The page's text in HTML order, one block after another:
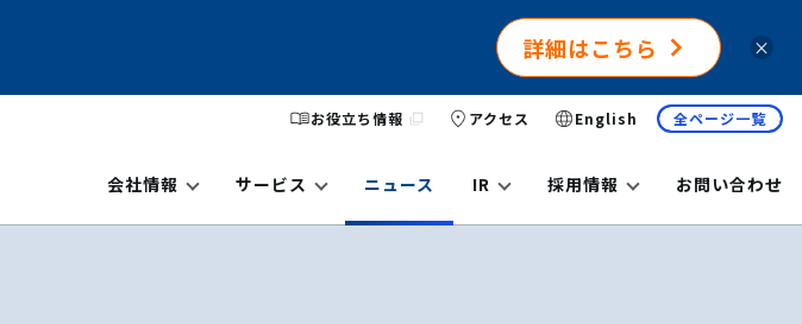
詳細はこちら ×
お役立ち情報 アクセス English 全ページ一覧
会社情報 サービス ニュース IR 採用情報 お問い合わせ